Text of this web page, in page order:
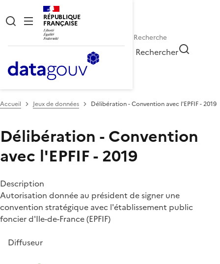
RÉPUBLIQUE
FRANÇAISE
Rechercher
Accueil Jeux de données Délibération - Convention avec l'EPFIF - 2019
Délibération - Convention
avec l'EPFIF - 2019
Description
Autorisation donnée au président de signer une
convention stratégique avec l'établissement public
foncier d'Ile-de-France (EPFIF)
Diffuseur